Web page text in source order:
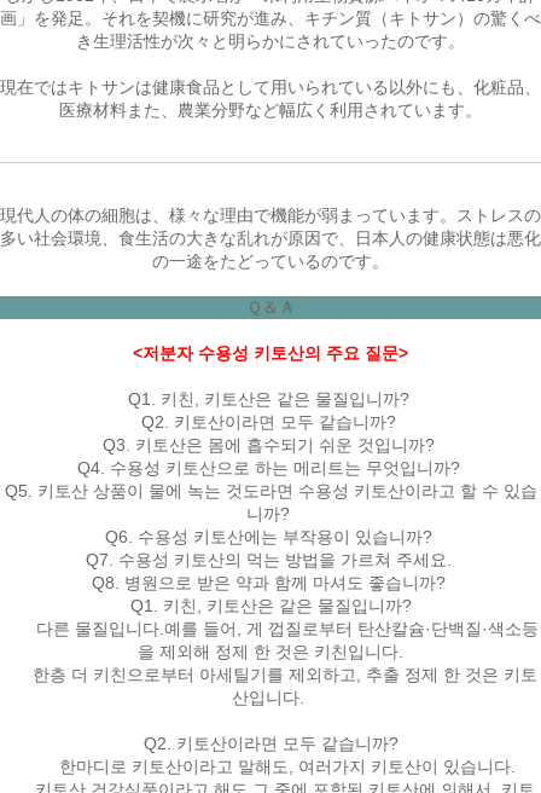
画」を発足。それを契機に研究が進み、キチン質（キトサン）の驚くべ
き生理活性が次々と明らかにされていったのです。
現在ではキトサンは健康食品として用いられている以外にも、化粧品、
医療材料また、農業分野など幅広く利用されています。
現代人の体の細胞は、様々な理由で機能が弱まっています。ストレスの
多い社会環境、食生活の大きな乱れが原因で、日本人の健康状態は悪化
の一途をたどっているのです。
Ｑ＆Ａ
<저분자 수용성 키토산의 주요 질문>
Q1. 키친, 키토산은 같은 물질입니까?
Q2. 키토산이라면 모두 같습니까?
Q3. 키토산은 몸에 흡수되기 쉬운 것입니까?
Q4. 수용성 키토산으로 하는 메리트는 무엇입니까?
Q5. 키토산 상품이 물에 녹는 것도라면 수용성 키토산이라고 할 수 있습
니까?
Q6. 수용성 키토산에는 부작용이 있습니까?
Q7. 수용성 키토산의 먹는 방법을 가르쳐 주세요.
Q8. 병원으로 받은 약과 함께 마셔도 좋습니까?
Q1. 키친, 키토산은 같은 물질입니까?
다른 물질입니다.예를 들어, 게 껍질로부터 탄산칼슘·단백질·색소등
을 제외해 정제 한 것은 키친입니다.
한층 더 키친으로부터 아세틸기를 제외하고, 추출 정제 한 것은 키토
산입니다.
Q2. 키토산이라면 모두 같습니까?
한마디로 키토산이라고 말해도, 여러가지 키토산이 있습니다.
키토산 건강식품이라고 해도 그 중에 포함된 키토산에 의해서, 키토